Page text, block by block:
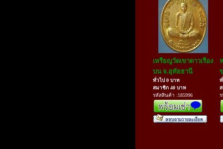
เหรียญวัดเขาดาวเรือง
บน จ.อุทัยธานี
ทั่วไป 0 บาท
สมาชิก 40 บาท
รหัสสินค้า :185996